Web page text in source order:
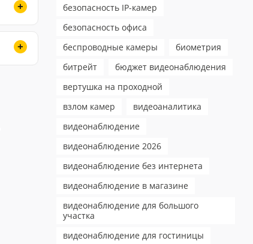
безопасность IP-камер
безопасность офиса
беспроводные камеры
биометрия
битрейт
бюджет видеонаблюдения
вертушка на проходной
взлом камер
видеоаналитика
видеонаблюдение
видеонаблюдение 2026
видеонаблюдение без интернета
видеонаблюдение в магазине
видеонаблюдение для большого
участка
видеонаблюдение для гостиницы